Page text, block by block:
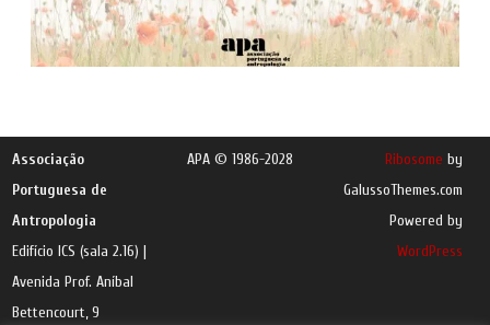
Associação
Portuguesa de
Antropologia
Edifício ICS (sala 2.16) |
Avenida Prof. Aníbal
Bettencourt, 9
APA © 1986-2028 Ribosome by
GalussoThemes.com
Powered by
WordPress